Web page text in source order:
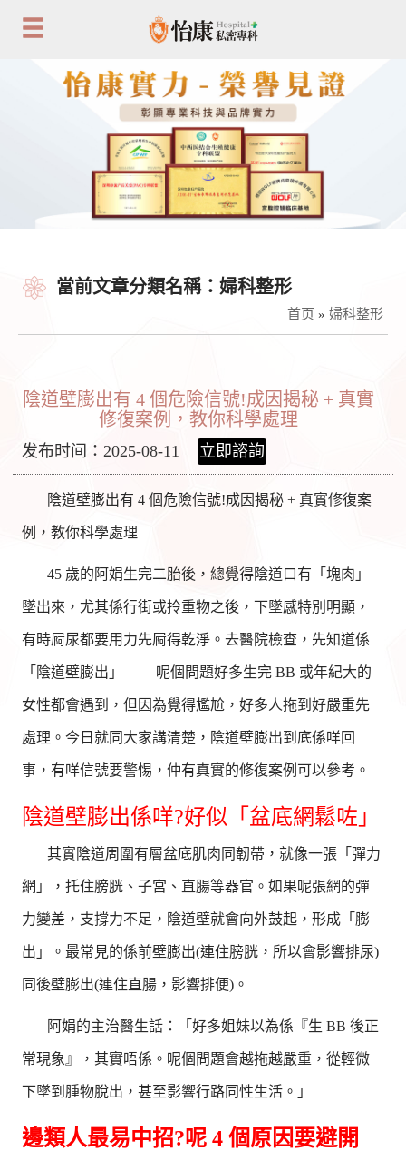
當前文章分類名稱：婦科整形
首页 » 婦科整形
陰道壁膨出有 4 個危險信號!成因揭秘 + 真實
修復案例，教你科學處理
发布时间：2025-08-11 立即諮詢
陰道壁膨出有 4 個危險信號!成因揭秘 + 真實修復案
例，教你科學處理
45 歲的阿娟生完二胎後，總覺得陰道口有「塊肉」
墜出來，尤其係行街或拎重物之後，下墜感特別明顯，
有時屙尿都要用力先屙得乾淨。去醫院檢查，先知道係
「陰道壁膨出」—— 呢個問題好多生完 BB 或年紀大的
女性都會遇到，但因為覺得尷尬，好多人拖到好嚴重先
處理。今日就同大家講清楚，陰道壁膨出到底係咩回
事，有咩信號要警惕，仲有真實的修復案例可以參考。
陰道壁膨出係咩?好似「盆底網鬆咗」
其實陰道周圍有層盆底肌肉同韌帶，就像一張「彈力
網」，托住膀胱、子宮、直腸等器官。如果呢張網的彈
力變差，支撐力不足，陰道壁就會向外鼓起，形成「膨
出」。最常見的係前壁膨出(連住膀胱，所以會影響排尿)
同後壁膨出(連住直腸，影響排便)。
阿娟的主治醫生話：「好多姐妹以為係『生 BB 後正
常現象』，其實唔係。呢個問題會越拖越嚴重，從輕微
下墜到腫物脫出，甚至影響行路同性生活。」
邊類人最易中招?呢 4 個原因要避開